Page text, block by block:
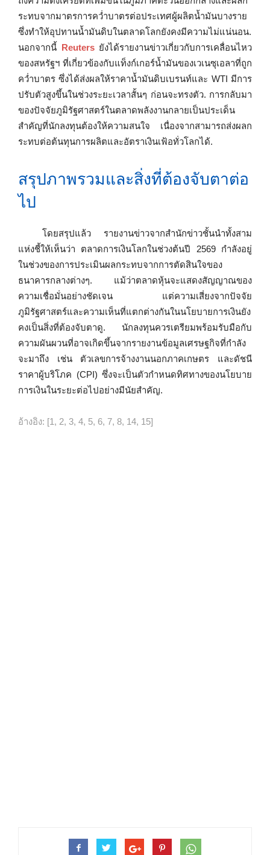
ระทบจากมาตรการคว่ำบาตรต่อประเทศผู้ผลิตน้ำมันบางราย
ซึ่งทำให้อุปทานน้ำมันดิบในตลาดโลกยังคงมีความไม่แน่นอน.
นอกจากนี้ Reutersยังได้รายงานข่าวเกี่ยวกับการเคลื่อนไหว
ของสหรัฐฯ ที่เกี่ยวข้องกับแท็งก์เกอร์น้ำมันของเวเนซุเอลาที่ถูก
คว่ำบาตร ซึ่งได้ส่งผลให้ราคาน้ำมันดิบเบรนท์และ WTI มีการ
ปรับตัวสูงขึ้นในช่วงระยะเวลาสั้นๆ ก่อนจะทรงตัว. การกลับมา
ของปัจจัยภูมิรัฐศาสตร์ในตลาดพลังงานกลายเป็นประเด็น
สำคัญที่นักลงทุนต้องให้ความสนใจ เนื่องจากสามารถส่งผลก
ระทบต่อต้นทุนการผลิตและอัตราเงินเฟ้อทั่วโลกได้.
สรุปภาพรวมและสิ่งที่ต้องจับตาต่อ
ไป
โดยสรุปแล้ว รายงานข่าวจากสำนักข่าวชั้นนำทั้งสาม
แห่งชี้ให้เห็นว่า ตลาดการเงินโลกในช่วงต้นปี 2569 กำลังอยู่
ในช่วงของการประเมินผลกระทบจากการตัดสินใจของ
ธนาคารกลางต่างๆ. แม้ว่าตลาดหุ้นจะแสดงสัญญาณของ
ความเชื่อมั่นอย่างชัดเจน แต่ความเสี่ยงจากปัจจัย
ภูมิรัฐศาสตร์และความเห็นที่แตกต่างกันในนโยบายการเงินยัง
คงเป็นสิ่งที่ต้องจับตาดู. นักลงทุนควรเตรียมพร้อมรับมือกับ
ความผันผวนที่อาจเกิดขึ้นจากรายงานข้อมูลเศรษฐกิจที่กำลัง
จะมาถึง เช่น ตัวเลขการจ้างงานนอกภาคเกษตร และดัชนี
ราคาผู้บริโภค (CPI) ซึ่งจะเป็นตัวกำหนดทิศทางของนโยบาย
การเงินในระยะต่อไปอย่างมีนัยสำคัญ.
อ้างอิง: [1, 2, 3, 4, 5, 6, 7, 8, 14, 15]